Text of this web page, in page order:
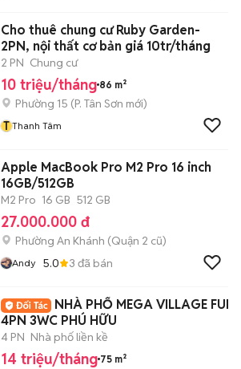
Cho thuê chung cư Ruby Garden-
2PN, nội thất cơ bản giá 10tr/tháng
2 PN Chung cư
10 triệu/tháng 86 m²
Phường 15 (P. Tân Sơn mới)
T Thanh Tâm
Apple MacBook Pro M2 Pro 16 inch
16GB/512GB
M2 Pro 16 GB 512 GB
27.000.000 đ
Phường An Khánh (Quận 2 cũ)
Andy 5.0 3 đã bán
NHÀ PHỐ MEGA VILLAGE
4PN 3WC PHÚ HỮU
4 PN Nhà phố liền kề
14 triệu/tháng 75 m²